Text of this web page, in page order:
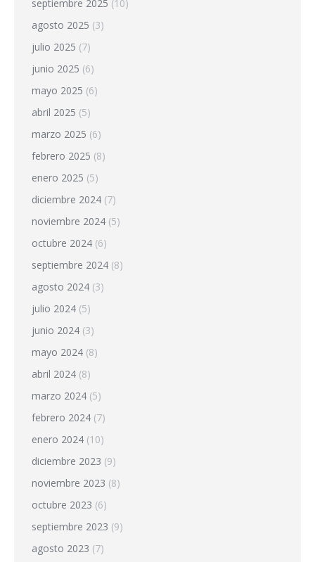
septiembre 2025 (10)
agosto 2025 (3)
julio 2025 (7)
junio 2025 (6)
mayo 2025 (6)
abril 2025 (5)
marzo 2025 (6)
febrero 2025 (8)
enero 2025 (5)
diciembre 2024 (7)
noviembre 2024 (5)
octubre 2024 (6)
septiembre 2024 (8)
agosto 2024 (3)
julio 2024 (5)
junio 2024 (3)
mayo 2024 (8)
abril 2024 (8)
marzo 2024 (5)
febrero 2024 (7)
enero 2024 (10)
diciembre 2023 (9)
noviembre 2023 (8)
octubre 2023 (6)
septiembre 2023 (9)
agosto 2023 (7)